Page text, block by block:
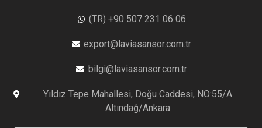
(TR) +90 507 231 06 06
export@laviasansor.com.tr
bilgi@laviasansor.com.tr
Yıldız Tepe Mahallesi, Doğu Caddesi, NO:55/A
Altındağ/Ankara